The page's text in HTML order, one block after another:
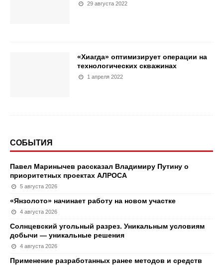
29 августа 2022
«Хиагда» оптимизирует операции на
технологических скважинах
1 апреля 2022
СОБЫТИЯ
Павел Маринычев рассказал Владимиру Путину о
приоритетных проектах АЛРОСА
5 августа 2026
«Янзолото» начинает работу на новом участке
4 августа 2026
Солнцевский угольный разрез. Уникальным условиям
добычи — уникальные решения
4 августа 2026
Применение разработанных ранее методов и средств